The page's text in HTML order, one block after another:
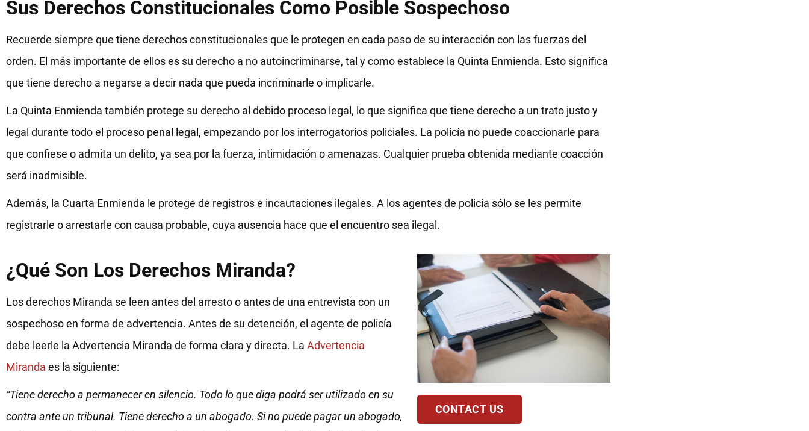
Sus Derechos Constitucionales Como Posible Sospechoso
Recuerde siempre que tiene derechos constitucionales que le protegen en cada paso de su interacción con las fuerzas del
orden. El más importante de ellos es su derecho a no autoincriminarse, tal y como establece la Quinta Enmienda. Esto significa
que tiene derecho a negarse a decir nada que pueda incriminarle o implicarle.
La Quinta Enmienda también protege su derecho al debido proceso legal, lo que significa que tiene derecho a un trato justo y
legal durante todo el proceso penal legal, empezando por los interrogatorios policiales. La policía no puede coaccionarle para
que confiese o admita un delito, ya sea por la fuerza, intimidación o amenazas. Cualquier prueba obtenida mediante coacción
será inadmisible.
Además, la Cuarta Enmienda le protege de registros e incautaciones ilegales. A los agentes de policía sólo se les permite
registrarle o arrestarle con causa probable, cuya ausencia hace que el encuentro sea ilegal.
¿Qué Son Los Derechos Miranda?
Los derechos Miranda se leen antes del arresto o antes de una entrevista con un
sospechoso en forma de advertencia. Antes de su detención, el agente de policía
debe leerle la Advertencia Miranda de forma clara y directa. La Advertencia
Miranda es la siguiente:
“Tiene derecho a permanecer en silencio. Todo lo que diga podrá ser utilizado en su
contra ante un tribunal. Tiene derecho a un abogado. Si no puede pagar un abogado,
CONTACT US